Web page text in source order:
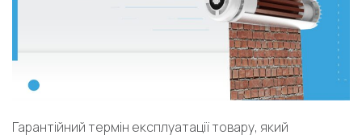
Гарантійний термін експлуатації товару, який